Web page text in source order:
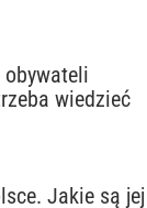
wiedzieć
Jakie są jej